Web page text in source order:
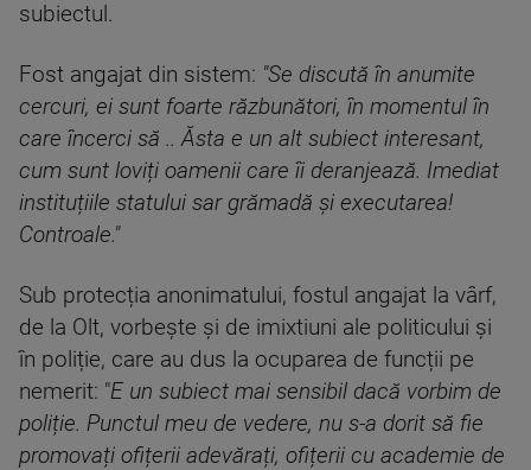
subiectul.
Fost angajat din sistem: "Se discută în anumite
cercuri, ei sunt foarte răzbunători, în momentul în
care încerci să .. Ăsta e un alt subiect interesant,
cum sunt loviți oamenii care îi deranjează. Imediat
instituțiile statului sar grămadă și executarea!
Controale."
Sub protecția anonimatului, fostul angajat la vârf,
de la Olt, vorbește și de imixtiuni ale politicului și
în poliție, care au dus la ocuparea de funcții pe
nemerit: "E un subiect mai sensibil dacă vorbim de
poliție. Punctul meu de vedere, nu s-a dorit să fie
promovați ofițerii adevărați, ofițerii cu academie de